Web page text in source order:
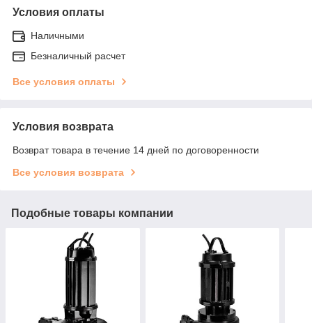
Условия оплаты
Наличными
Безналичный расчет
Все условия оплаты
Условия возврата
Возврат товара в течение 14 дней по договоренности
Все условия возврата
Подобные товары компании